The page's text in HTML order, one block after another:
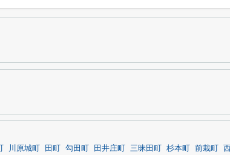
川原城町 田町 勾田町 田井庄町 三昧田町 杉本町 前栽町